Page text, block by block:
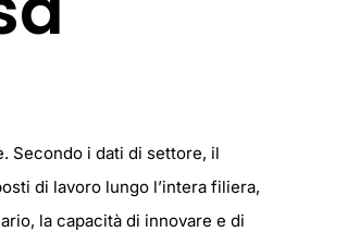
Secondo i dati di settore, il
di lavoro lungo l’intera filiera,
la capacità di innovare e di